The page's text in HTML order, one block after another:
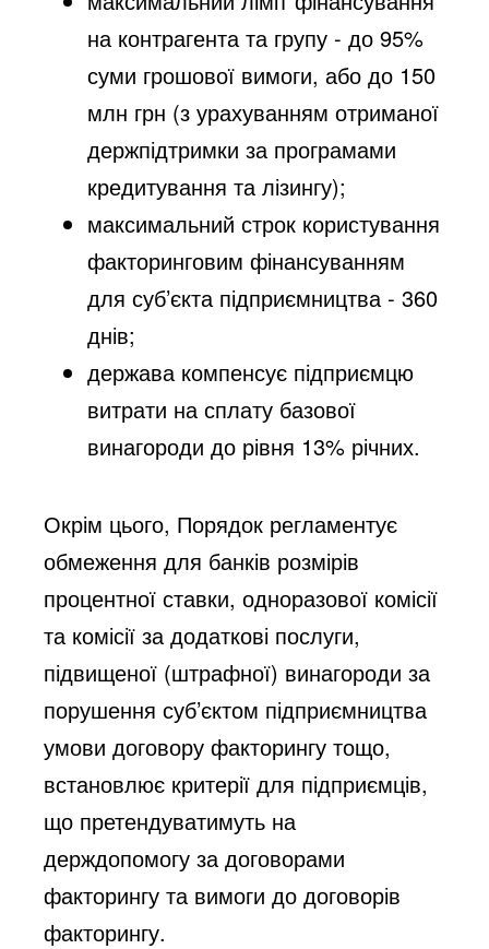
на контрагента та групу - до 95%
суми грошової вимоги, або до 150
млн грн (з урахуванням отриманої
держпідтримки за програмами
кредитування та лізингу);
максимальний строк користування
факторинговим фінансуванням
для суб’єкта підприємництва - 360
днів;
держава компенсує підприємцю
витрати на сплату базової
винагороди до рівня 13% річних.
Окрім цього, Порядок регламентує
обмеження для банків розмірів
процентної ставки, одноразової комісії
та комісії за додаткові послуги,
підвищеної (штрафної) винагороди за
порушення суб’єктом підприємництва
умови договору факторингу тощо,
встановлює критерії для підприємців,
що претендуватимуть на
держдопомогу за договорами
факторингу та вимоги до договорів
факторингу.